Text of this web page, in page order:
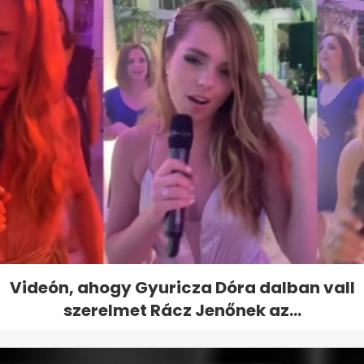
Videón, ahogy Gyuricza Dóra dalban vall
szerelmet Rácz Jenőnek az...